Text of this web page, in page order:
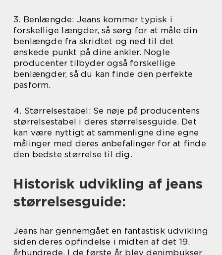
3. Benlængde: Jeans kommer typisk i
forskellige længder, så sørg for at måle din
benlængde fra skridtet og ned til det
ønskede punkt på dine ankler. Nogle
producenter tilbyder også forskellige
benlængder, så du kan finde den perfekte
pasform.
4. Størrelsestabel: Se nøje på producentens
størrelsestabel i deres størrelsesguide. Det
kan være nyttigt at sammenligne dine egne
målinger med deres anbefalinger for at finde
den bedste størrelse til dig.
Historisk udvikling af jeans
størrelsesguide:
Jeans har gennemgået en fantastisk udvikling
siden deres opfindelse i midten af det 19.
århundrede. I de første år blev denimbukser